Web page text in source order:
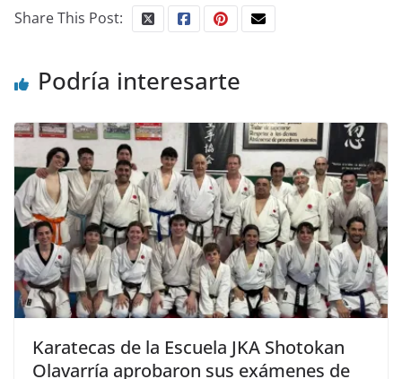
Share This Post:
Podría interesarte
Karatecas de la Escuela JKA Shotokan
Olavarría aprobaron sus exámenes de